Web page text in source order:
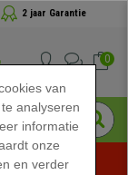
2 jaar Garantie
0
van
analyseren
informatie
onze
en verder